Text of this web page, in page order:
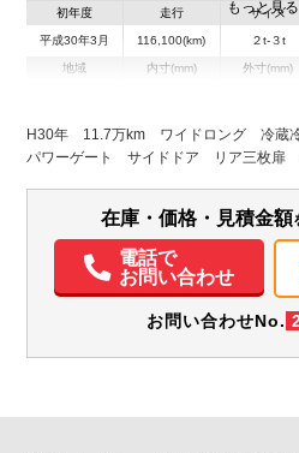
初年度
平成30年3月
走行
116,100(km)
サイズ
２t-３t
地域 内寸(mm) 外寸(mm)
H:3,080
装備情報
パワステ パワーウィンドウ ABS
電動格納ミラー
バックモニター
もっと見る
H30年 11.7万km ワイドロング 冷蔵
パワーゲート サイドドア リア三枚扉
ングブレーキ バックカメラ スマート
助 フォグランプ 東プレ製（
逸脱警報 ＨＩＤヘッドライト 上物同
在庫・価格・見積金額
電話で
お問い合わせ
お問い合わせNo.